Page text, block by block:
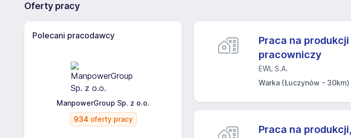
Oferty pracy
Polecani pracodawcy
ManpowerGroup Sp. z o.o.
934 oferty pracy
Praca na
pracowniczy
EWL S.A.
Warka (Łuczynów - 30km)
Praca na